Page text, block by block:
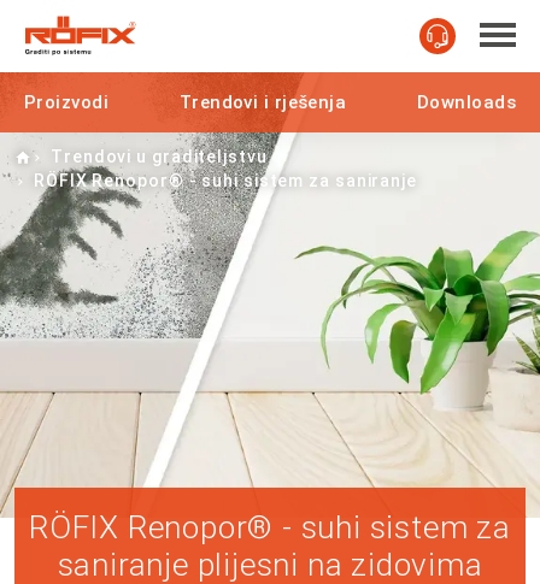
Proizvodi Trendovi i rješenja Downloads
Home
Trendovi u graditeljstvu
RÖFIX Renopor® - suhi sistem za saniranje
RÖFIX Renopor® - suhi sistem za
saniranje plijesni na zidovima